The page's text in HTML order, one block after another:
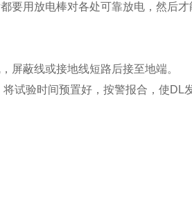
用放电棒对各处可靠放电，然后才
屏蔽线或接地线短路后接至地端。
试验时间预置好，按警报合，使DL